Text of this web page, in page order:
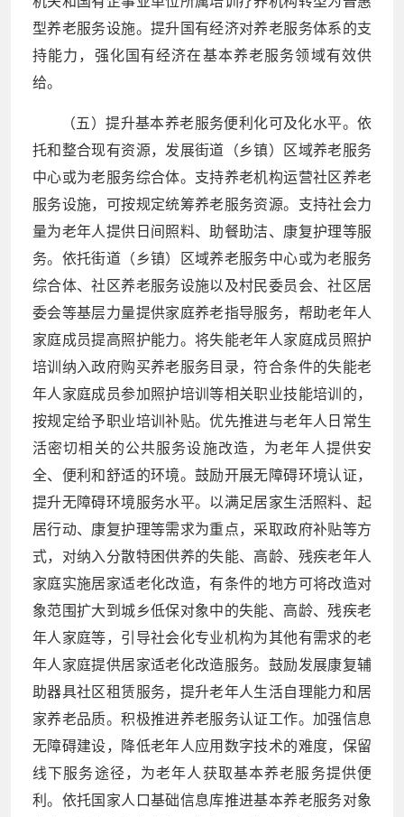
型养老服务设施。提升国有经济对养老服务体系的支
持能力，强化国有经济在基本养老服务领域有效供
给。
（五）提升基本养老服务便利化可及化水平。依
托和整合现有资源，发展街道（乡镇）区域养老服务
中心或为老服务综合体。支持养老机构运营社区养老
服务设施，可按规定统筹养老服务资源。支持社会力
量为老年人提供日间照料、助餐助洁、康复护理等服
务。依托街道（乡镇）区域养老服务中心或为老服务
综合体、社区养老服务设施以及村民委员会、社区居
委会等基层力量提供家庭养老指导服务，帮助老年人
家庭成员提高照护能力。将失能老年人家庭成员照护
培训纳入政府购买养老服务目录，符合条件的失能老
年人家庭成员参加照护培训等相关职业技能培训的，
按规定给予职业培训补贴。优先推进与老年人日常生
活密切相关的公共服务设施改造，为老年人提供安
全、便利和舒适的环境。鼓励开展无障碍环境认证，
提升无障碍环境服务水平。以满足居家生活照料、起
居行动、康复护理等需求为重点，采取政府补贴等方
式，对纳入分散特困供养的失能、高龄、残疾老年人
家庭实施居家适老化改造，有条件的地方可将改造对
象范围扩大到城乡低保对象中的失能、高龄、残疾老
年人家庭等，引导社会化专业机构为其他有需求的老
年人家庭提供居家适老化改造服务。鼓励发展康复辅
助器具社区租赁服务，提升老年人生活自理能力和居
家养老品质。积极推进养老服务认证工作。加强信息
无障碍建设，降低老年人应用数字技术的难度，保留
线下服务途径，为老年人获取基本养老服务提供便
利。依托国家人口基础信息库推进基本养老服务对象